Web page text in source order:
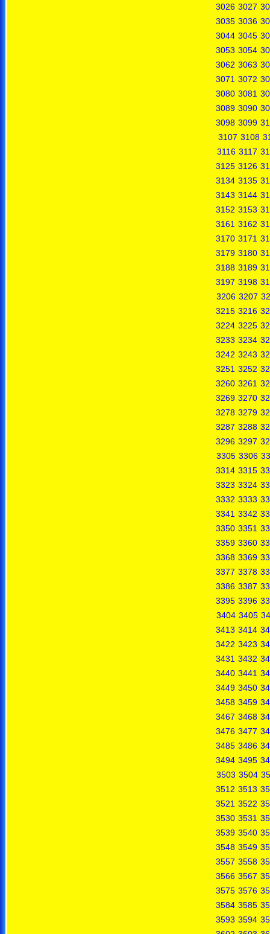
3026 3027
3035 3036
3044 3045
3053 3054
3062 3063
3071 3072
3080 3081
3089 3090
3098 3099
3107 3108
3116 3117
3125 3126
3134 3135
3143 3144
3152 3153
3161 3162
3170 3171
3179 3180
3188 3189
3197 3198
3206 3207
3215 3216
3224 3225
3233 3234
3242 3243
3251 3252
3260 3261
3269 3270
3278 3279
3287 3288
3296 3297
3305 3306
3314 3315
3323 3324
3332 3333
3341 3342
3350 3351
3359 3360
3368 3369
3377 3378
3386 3387
3395 3396
3404 3405
3413 3414
3422 3423
3431 3432
3440 3441
3449 3450
3458 3459
3467 3468
3476 3477
3485 3486
3494 3495
3503 3504
3512 3513
3521 3522
3530 3531
3539 3540
3548 3549
3557 3558
3566 3567
3575 3576
3584 3585
3593 3594